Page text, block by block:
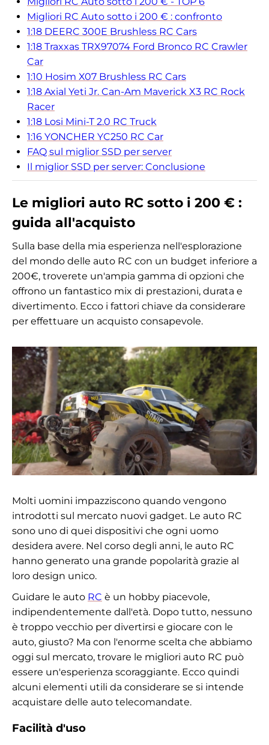
Migliori RC Auto sotto i 200 € : confronto
1:18 DEERC 300E Brushless RC Cars
1:18 Traxxas TRX97074 Ford Bronco RC Crawler
Car
1:10 Hosim ‎X07 Brushless RC Cars
1:18 Axial Yeti Jr. Can-Am Maverick X3 RC Rock
Racer
1:18 Losi Mini-T 2.0 RC Truck
1:16 YONCHER YC250 RC Car
FAQ sul miglior SSD per server
Il miglior SSD per server: Conclusione
Le migliori auto RC sotto i 200 € :
guida all'acquisto
Sulla base della mia esperienza nell'esplorazione
del mondo delle auto RC con un budget inferiore a
200€, troverete un'ampia gamma di opzioni che
offrono un fantastico mix di prestazioni, durata e
divertimento. Ecco i fattori chiave da considerare
per effettuare un acquisto consapevole.
Molti uomini impazziscono quando vengono
introdotti sul mercato nuovi gadget. Le auto RC
sono uno di quei dispositivi che ogni uomo
desidera avere. Nel corso degli anni, le auto RC
hanno generato una grande popolarità grazie al
loro design unico.
Guidare le auto RC è un hobby piacevole,
indipendentemente dall'età. Dopo tutto, nessuno
è troppo vecchio per divertirsi e giocare con le
auto, giusto? Ma con l'enorme scelta che abbiamo
oggi sul mercato, trovare le migliori auto RC può
essere un'esperienza scoraggiante. Ecco quindi
alcuni elementi utili da considerare se si intende
acquistare delle auto telecomandate.
Facilità d'uso